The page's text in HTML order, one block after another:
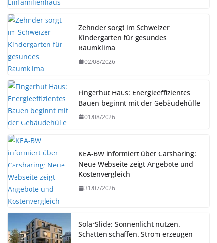
Zehnder sorgt im Schweizer
Kindergarten für gesundes
Raumklima
02/08/2026
Fingerhut Haus: Energieeffizientes
Bauen beginnt mit der Gebäudehülle
01/08/2026
KEA-BW informiert über Carsharing:
Neue Webseite zeigt Angebote und
Kostenvergleich
31/07/2026
SolarSlide: Sonnenlicht nutzen.
Schatten schaffen. Strom erzeugen